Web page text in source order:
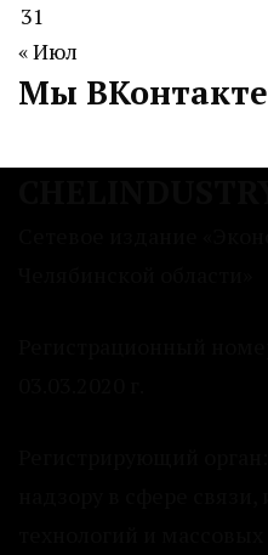
31
« Июл
Мы ВКонтакте